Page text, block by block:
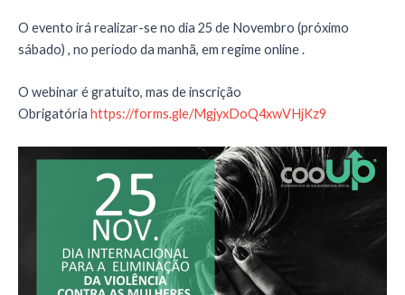
O evento irá realizar-se no dia 25 de Novembro (próximo
sábado) , no período da manhã, em regime online .
O webinar é gratuito, mas de inscrição
Obrigatória https://forms.gle/MgjyxDoQ4xwVHjKz9